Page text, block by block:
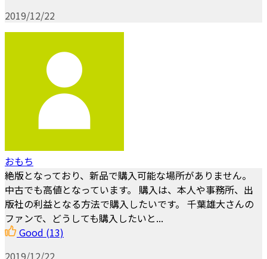
2019/12/22
おもち
絶版となっており、新品で購入可能な場所がありません。
中古でも高値となっています。 購入は、本人や事務所、出
版社の利益となる方法で購入したいです。 千葉雄大さんの
ファンで、どうしても購入したいと...
Good (13)